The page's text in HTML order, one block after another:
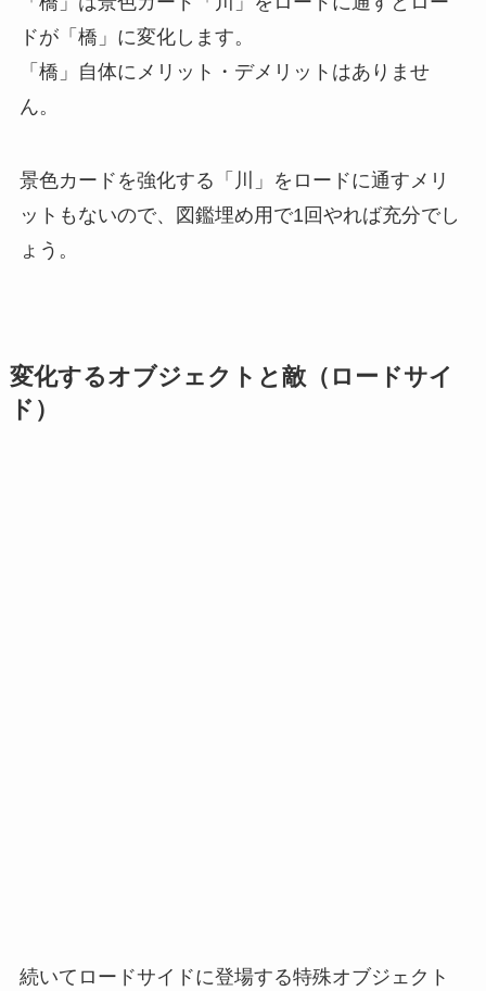
ドが「橋」に変化します。
「橋」自体にメリット・デメリットはありませ
ん。
景色カードを強化する「川」をロードに通すメリ
ットもないので、図鑑埋め用で1回やれば充分でし
ょう。
変化するオブジェクトと敵（ロードサイ
ド）
続いてロードサイドに登場する特殊オブジェクト